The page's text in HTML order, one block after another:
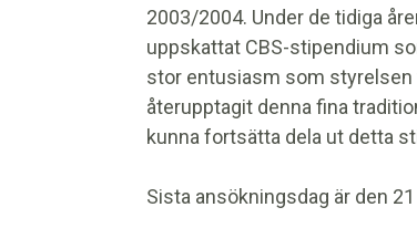
2003/2004. Under de tidiga
uppskattat CBS-stipendium
stor entusiasm som styrelsen
återupptagit denna fina
kunna fortsätta dela ut detta
Sista ansökningsdag är den